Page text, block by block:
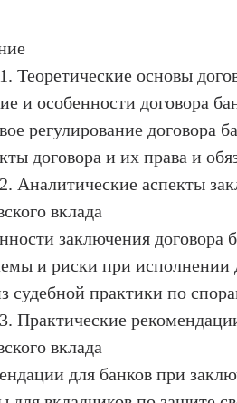
Теоретические основы
и особенности договора
регулирование договора
договора и их права и
Аналитические аспекты
вклада
заключения договора
и риски при исполнении
судебной практики по
Практические
вклада
для банков при